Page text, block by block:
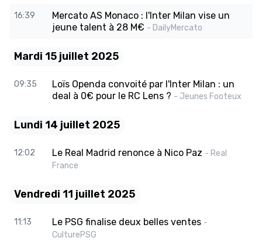
16:39
Mercato AS Monaco : l'Inter Milan vise un
jeune talent à 28 M€ - DailyMercato
Mardi 15 juillet 2025
09:35
Loïs Openda convoité par l'Inter Milan : un
deal à 0€ pour le RC Lens ? - Jeunes Footeux
Lundi 14 juillet 2025
12:02 Le Real Madrid renonce à Nico Paz - Real
France
Vendredi 11 juillet 2025
11:13 Le PSG finalise deux belles ventes -
CulturePSG